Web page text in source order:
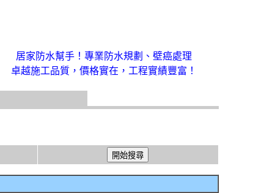
居家防水幫手！專業防水規劃、壁癌處理
卓越施工品質，價格實在，工程實績豐富！